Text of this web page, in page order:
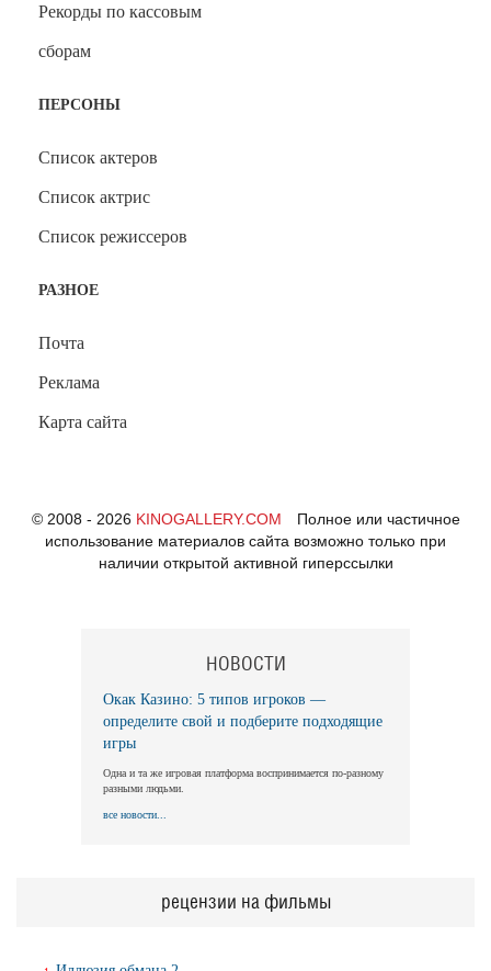
НОВОСТИ
Окак Казино: 5 типов игроков —
определите свой и подберите подходящие
игры
Одна и та же игровая платформа воспринимается по-разному
разными людьми.
все новости...
рецензии на фильмы
Рекорды по кассовым
сборам
ПЕРСОНЫ
Список актеров
Список актрис
Список режиссеров
РАЗНОЕ
Почта
Реклама
Карта сайта
© 2008 - 2026 KINOGALLERY.COM
Полное или частичное
использование материалов сайта возможно только при
наличии открытой активной гиперссылки